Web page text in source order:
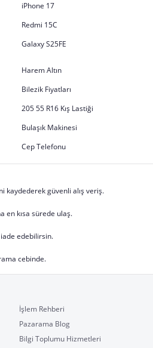
iPhone 17
Redmi 15C
Galaxy S25FE
Harem Altın
Bilezik Fiyatları
205 55 R16 Kış Lastiği
Bulaşık Makinesi
Cep Telefonu
kaydederek güvenli alış veriş.
en kısa sürede ulaş.
iade edebilirsin.
cebinde.
İşlem Rehberi
Pazarama Blog
Bilgi Toplumu Hizmetleri